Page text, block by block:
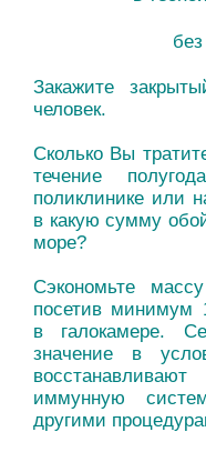
Закажите
человек.
Сколько Вы
течение
поликлинике или
в какую сумму
море?
Сэкономьте
посетив минимум
в галокамере.
значение в
иммунную
другими